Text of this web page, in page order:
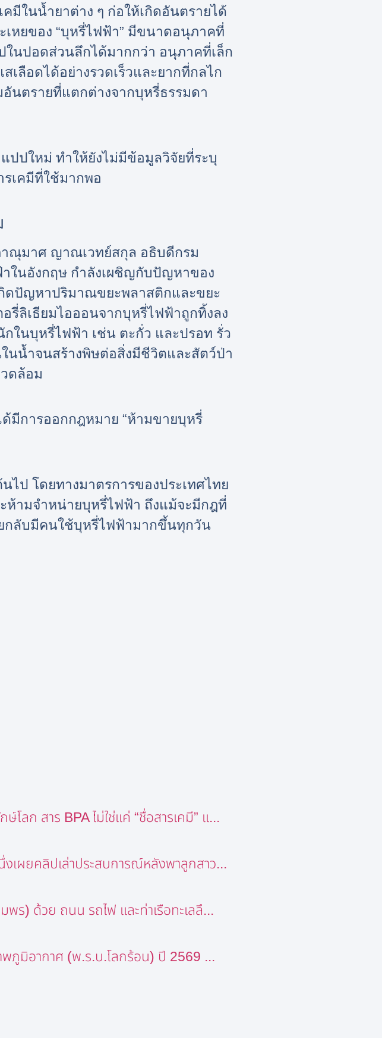
มีในน้ำยาต่าง ๆ ก่อให้เกิดอันตรายได้
เหยของ “บุหรี่ไฟฟ้า” มีขนาดอนุภาคที่
ในปอดส่วนลึกได้มากกว่า อนุภาคที่เล็ก
เลือดได้อย่างรวดเร็วและยากที่กลไก
นตรายที่แตกต่างจากบุหรี่ธรรมดา
ปปใหม่ ทำให้ยังไม่มีข้อมูลวิจัยที่ระบุ
เคมีที่ใช้มากพอ
ณุมาศ ญาณเวทย์สกุล อธิบดีกรม
าในอังกฤษ กำลังเผชิญกับปัญหาของ
ดปัญหาปริมาณขยะพลาสติกและขยะ
รี่ลิเธียมไอออนจากบุหรี่ไฟฟ้าถูกทิ้งลง
ในบุหรี่ไฟฟ้า เช่น ตะกั่ว และปรอท รั่ว
นน้ำจนสร้างพิษต่อสิ่งมีชีวิตและสัตว์ป่า
ดล้อม
มีการออกกฎหมาย “ห้ามขายบุหรี่
ป โดยทางมาตรการของประเทศไทย
ห้ามจำหน่ายบุหรี่ไฟฟ้า ถึงแม้จะมีกฎที่
กลับมีคนใช้บุหรี่ไฟฟ้ามากขึ้นทุกวัน
ลก สาร BPA ไม่ใช่แค่ “ชื่อสารเคมี” แ...
เผยคลิปเล่าประสบการณ์หลังพาลูกสาว...
พร) ด้วย ถนน รถไฟ และท่าเรือทะเลลึ...
ภูมิอากาศ (พ.ร.บ.โลกร้อน) ปี 2569 ...